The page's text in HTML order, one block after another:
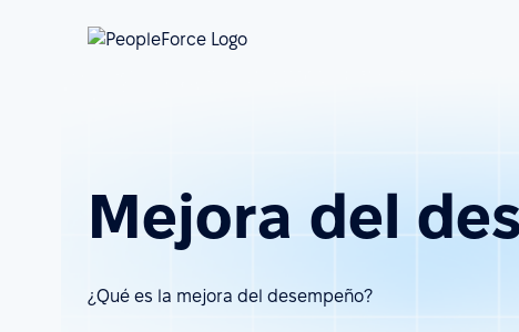
Mejora del
¿Qué es la mejora del desempeño?